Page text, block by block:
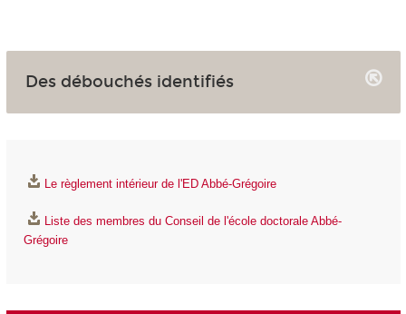
Des débouchés identifiés
Le règlement intérieur de l'ED Abbé-Grégoire
Liste des membres du Conseil de l'école doctorale Abbé-
Grégoire